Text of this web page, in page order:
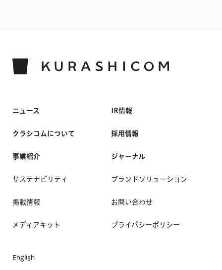
ニュース
クラシコムについて
事業紹介
IR情報
採用情報
ジャーナル
サステナビリティ
掲載情報
メディアキット
ブランドソリューション
お問い合わせ
プライバシーポリシー
English